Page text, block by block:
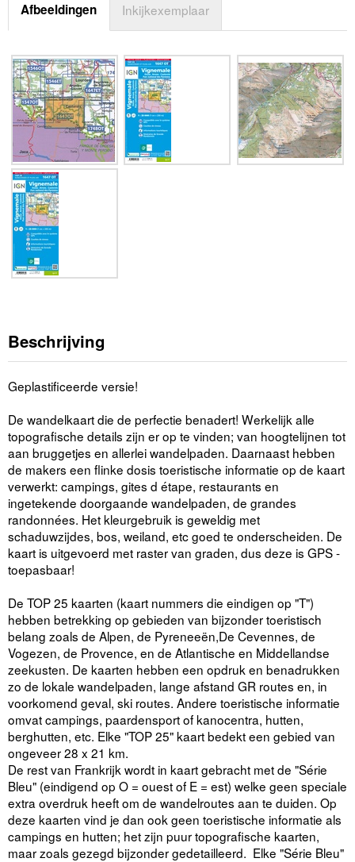
Afbeeldingen Inkijkexemplaar
Beschrijving
Geplastificeerde versie!
De wandelkaart die de perfectie benadert! Werkelijk alle
topografische details zijn er op te vinden; van hoogtelijnen tot
aan bruggetjes en allerlei wandelpaden. Daarnaast hebben
de makers een flinke dosis toeristische informatie op de kaart
verwerkt: campings, gites d étape, restaurants en
ingetekende doorgaande wandelpaden, de grandes
randonnées. Het kleurgebruik is geweldig met
schaduwzijdes, bos, weiland, etc goed te onderscheiden. De
kaart is uitgevoerd met raster van graden, dus deze is GPS -
toepasbaar!
De TOP 25 kaarten (kaart nummers die eindigen op "T")
hebben betrekking op gebieden van bijzonder toeristisch
belang zoals de Alpen, de Pyreneeën,De Cevennes, de
Vogezen, de Provence, en de Atlantische en Middellandse
zeekusten. De kaarten hebben een opdruk en benadrukken
zo de lokale wandelpaden, lange afstand GR routes en, in
voorkomend geval, ski routes. Andere toeristische informatie
omvat campings, paardensport of kanocentra, hutten,
berghutten, etc. Elke "TOP 25" kaart bedekt een gebied van
ongeveer 28 x 21 km.
De rest van Frankrijk wordt in kaart gebracht met de "Série
Bleu" (eindigend op O = ouest of E = est) welke geen speciale
extra overdruk heeft om de wandelroutes aan te duiden. Op
deze kaarten vind je dan ook geen toeristische informatie als
campings en hutten; het zijn puur topografische kaarten,
maar zoals gezegd bijzonder gedetailleerd. Elke "Série Bleu"